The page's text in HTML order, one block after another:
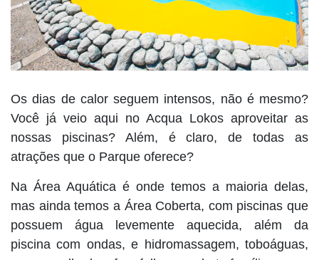
Os dias de calor seguem intensos, não é mesmo?
Você já veio aqui no Acqua Lokos aproveitar as
nossas piscinas? Além, é claro, de todas as
atrações que o Parque oferece?
Na Área Aquática é onde temos a maioria delas,
mas ainda temos a Área Coberta, com piscinas que
possuem água levemente aquecida, além da
piscina com ondas, e hidromassagem, toboáguas,